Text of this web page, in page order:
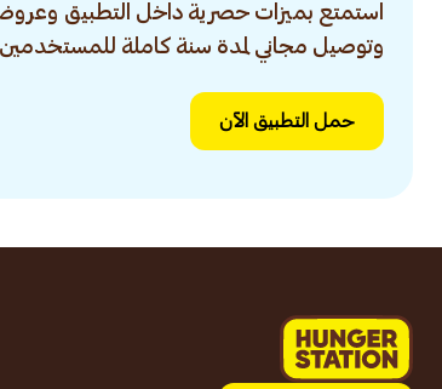
استمتع بميزات حصرية داخل التطبيق
وتوصيل مجاني لمدة سنة كاملة للمستخدمين
حمل التطبيق الآن